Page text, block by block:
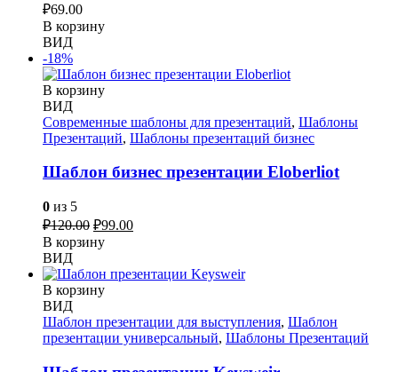
₽69.00
В корзину
ВИД
-18%
В корзину
ВИД
Современные шаблоны для презентаций, Шаблоны
Презентаций, Шаблоны презентаций бизнес
Шаблон бизнес презентации Eloberliot
0 из 5
₽120.00 Первоначальная
цена
составляла
₽120.00.
₽99.00Текущая
В корзину
ВИД
В корзину
ВИД
Шаблон презентации для выступления, Шаблон
презентации универсальный, Шаблоны Презентаций